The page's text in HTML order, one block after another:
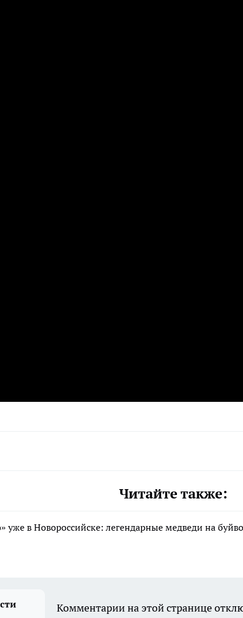
Читайте также:
уже в Новороссийске: легендарные медведи на
Комментарии на этой странице